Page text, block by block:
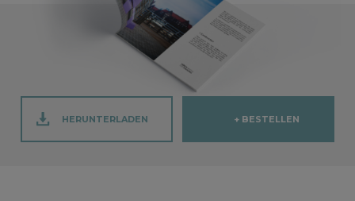
HERUNTERLADEN + BESTELLEN